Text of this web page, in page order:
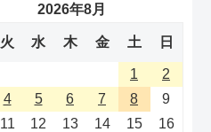
2026年8月
火 水 木 金 土 日
1
2
4 5 6 7 8
9
11 12 13 14 15
16